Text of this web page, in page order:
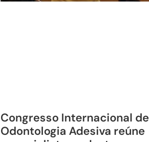
Congresso Internacional de
Odontologia Adesiva reúne